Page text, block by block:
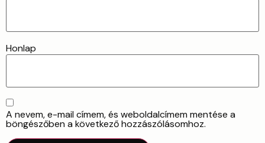
Honlap
A nevem, e-mail címem, és weboldalcímem mentése a
böngészőben a következő hozzászólásomhoz.